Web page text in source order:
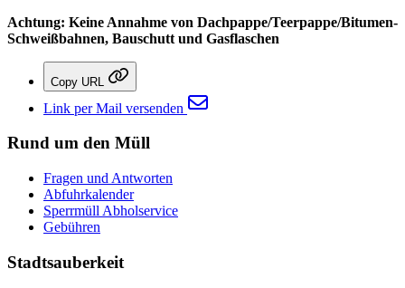
Achtung: Keine Annahme von Dachpappe/Teerpappe/Bitumen-
Schweißbahnen, Bauschutt und Gasflaschen
Copy URL
Link per Mail versenden
Rund um den Müll
Fragen und Antworten
Abfuhrkalender
Sperrmüll Abholservice
Gebühren
Stadtsauberkeit